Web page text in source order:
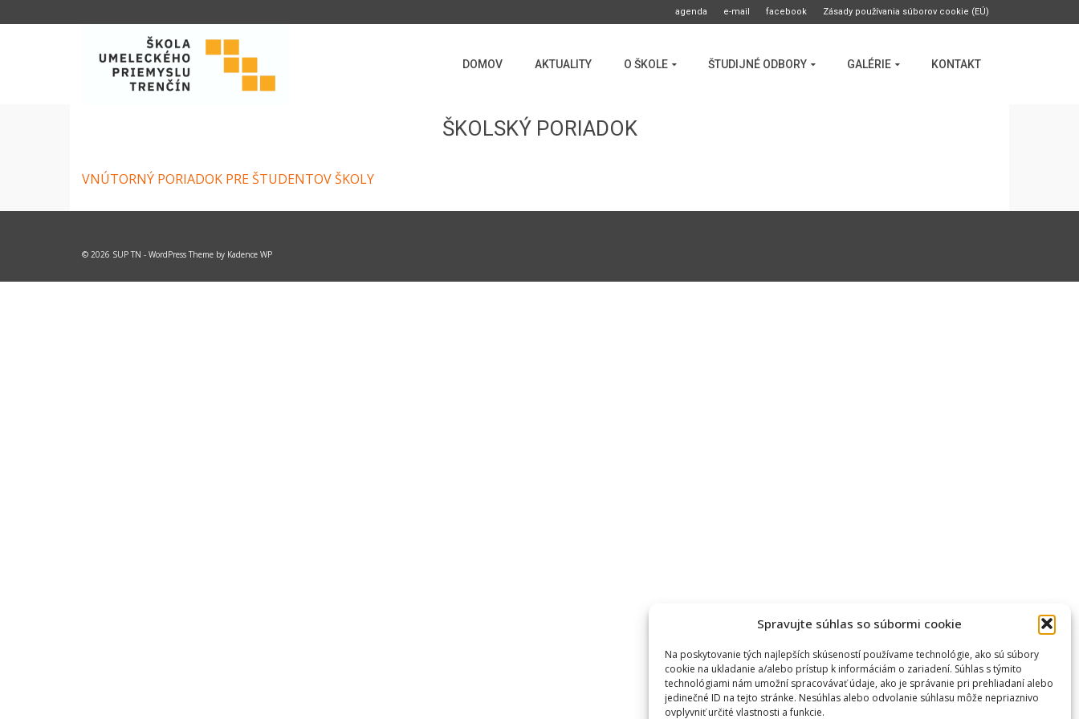
Spravujte súhlas so súbormi cookie
Na poskytovanie tých najlepších skúseností používame technológie, ako sú súbory
cookie na ukladanie a/alebo prístup k informáciám o zariadení. Súhlas s týmito
technológiami nám umožní spracovávať údaje, ako je správanie pri prehliadaní alebo
jedinečné ID na tejto stránke. Nesúhlas alebo odvolanie súhlasu môže nepriaznivo
ovplyvniť určité vlastnosti a funkcie.
agenda e-mail facebook Zásady používania súborov cookie (EÚ)
DOMOV AKTUALITY O ŠKOLE ŠTUDIJNÉ ODBORY GALÉRIE KONTAKT
ŠKOLSKÝ PORIADOK
VNÚTORNÝ PORIADOK PRE ŠTUDENTOV ŠKOLY
© 2026 SUP TN - WordPress Theme by Kadence WP